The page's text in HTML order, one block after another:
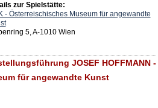
zur Spielstätte:
- Österreischisches Museum für angewandte
5, A-1010 Wien
JOSEF HOFFMANN -
für angewandte Kunst